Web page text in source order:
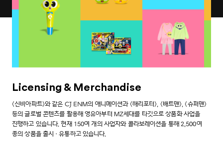
Licensing & Merchandise
<신비아파트>와 같은 CJ ENM의 애니메이션과 <해리포터>, <배트맨>, <슈퍼맨>
등의 글로벌 콘텐츠를 활용해 영유아부터 MZ세대를 타깃으로 상품화 사업을
진행하고 있습니다. 현재 150여 개의 사업자와 콜라보레이션을 통해 2,500여
종의 상품을 출시·유통하고 있습니다.